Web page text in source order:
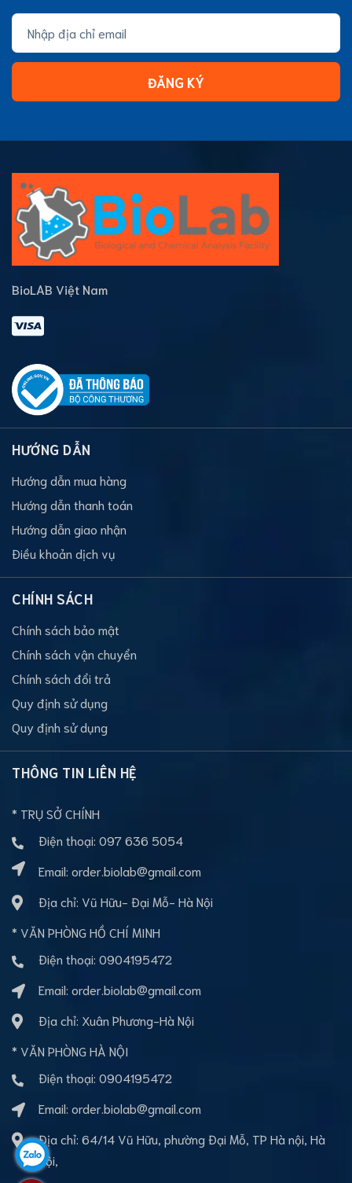
ĐĂNG KÝ
BioLAB Việt Nam
HƯỚNG DẪN
Hướng dẫn mua hàng
Hướng dẫn thanh toán
Hướng dẫn giao nhận
Điều khoản dịch vụ
CHÍNH SÁCH
Chính sách bảo mật
Chính sách vận chuyển
Chính sách đổi trả
Quy định sử dụng
Quy định sử dụng
THÔNG TIN LIÊN HỆ
* TRỤ SỞ CHÍNH
Điện thoại: 097 636 5054
Email: order.biolab@gmail.com
Địa chỉ: Vũ Hữu- Đại Mỗ- Hà Nội
* VĂN PHÒNG HỒ CHÍ MINH
Điện thoại: 0904195472
Email: order.biolab@gmail.com
Địa chỉ: Xuân Phương-Hà Nội
* VĂN PHÒNG HÀ NỘI
Điện thoại: 0904195472
Email: order.biolab@gmail.com
Địa chỉ: 64/14 Vũ Hữu, phường Đại Mỗ, TP Hà nội, Hà
Nội,